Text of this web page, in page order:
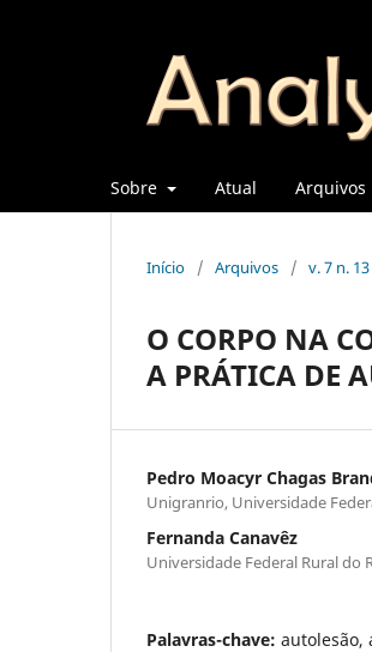
Sobre Atual Arquivos
Início / Arquivos / v. 7 n.
O CORPO NA
A PRÁTICA DE
Pedro Moacyr Chagas
Unigranrio, Universidade
Fernanda Canavêz
Universidade Federal Rural do
Palavras-chave: autolesão,